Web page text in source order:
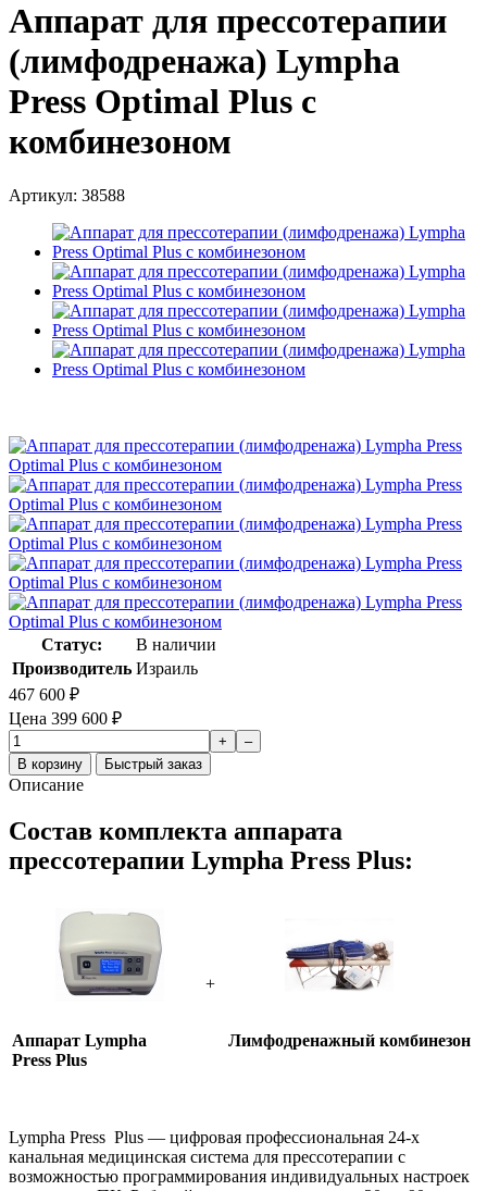
Аппарат для прессотерапии
(лимфодренажа) Lympha
Press Optimal Plus с
комбинезоном
Артикул: 38588
Статус:
В наличии
Производитель Израиль
467 600 ₽
Цена 399 600 ₽
+
–
В корзину
Быстрый заказ
Описание
Состав комплекта аппарата
прессотерапии Lympha Press Plus:
Аппарат Lympha
Press Plus
+
Лимфодренажный комбинезон
Lympha Press Plus — цифровая профессиональная 24-х
канальная медицинская система для прессотерапии с
возможностью программирования индивидуальных настроек